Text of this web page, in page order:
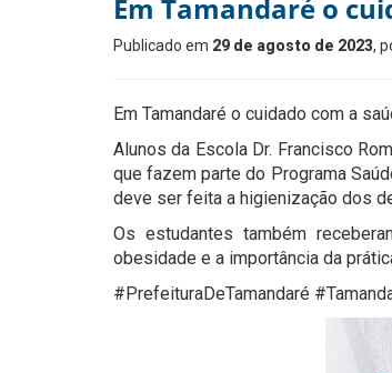
Em Tamandaré o
Publicado em 29 de agosto de 2023,
Em Tamandaré o cuidado com a
Alunos da Escola Dr. Francisco
que fazem parte do Programa
deve ser feita a higienização dos
Os estudantes também
obesidade e a importância da
#PrefeituraDeTamandaré